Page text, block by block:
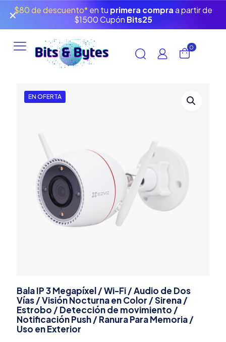
$80 de descuento*en tu primera compra a partir de
$1500 Cupón Bits25
✕
0
EN OFERTA
Bala IP 3 Megapíxel / Wi-Fi / Audio de Dos
Vías / Visión Nocturna en Color / Sirena /
Estrobo / Detección de movimiento /
Notificación Push / Ranura Para Memoria /
Uso en Exterior